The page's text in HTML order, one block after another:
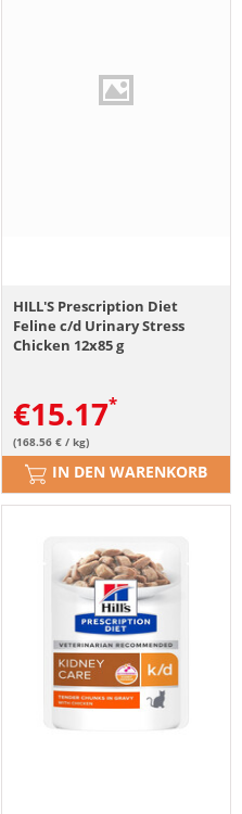
HILL'S Prescription Diet
Feline c/d Urinary Stress
Chicken 12x85 g
€15.17
(168.56 € / kg)
IN DEN WARENKORB